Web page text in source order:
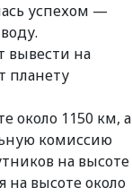
успехом —
вывести на
планету
около 1150 км, а
комиссию
на высоте
на высоте около